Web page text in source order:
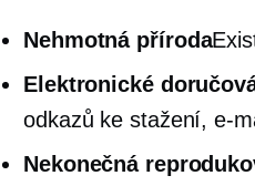
Nehmotná příroda
Elektronické
odkazů ke stažení, e-
Nekonečná